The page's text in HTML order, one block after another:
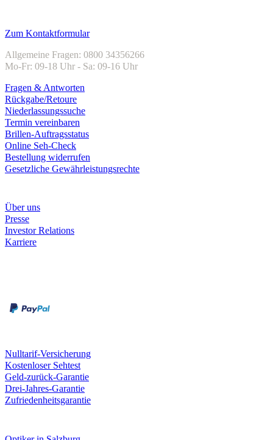
Zum Kontaktformular
Allgemeine Fragen: 0800 34356266
Mo-Fr: 09-18 Uhr - Sa: 09-16 Uhr
Fragen & Antworten
Rückgabe/Retoure
Niederlassungssuche
Termin vereinbaren
Brillen-Auftragsstatus
Online Seh-Check
Bestellung widerrufen
Gesetzliche Gewährleistungsrechte
Über uns
Presse
Investor Relations
Karriere
Nulltarif-Versicherung
Kostenloser Sehtest
Geld-zurück-Garantie
Drei-Jahres-Garantie
Zufriedenheitsgarantie